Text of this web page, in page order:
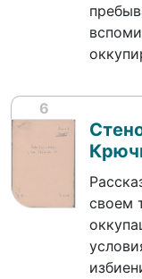
6
своем